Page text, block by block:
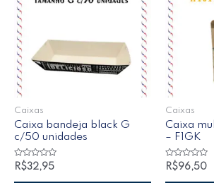
Caixas
Caixa bandeja black G
c/50 unidades
Avaliação
0
de
R$32,95
Caixas
Caixa
– F1GK
Avaliação
0
de
R$96,50